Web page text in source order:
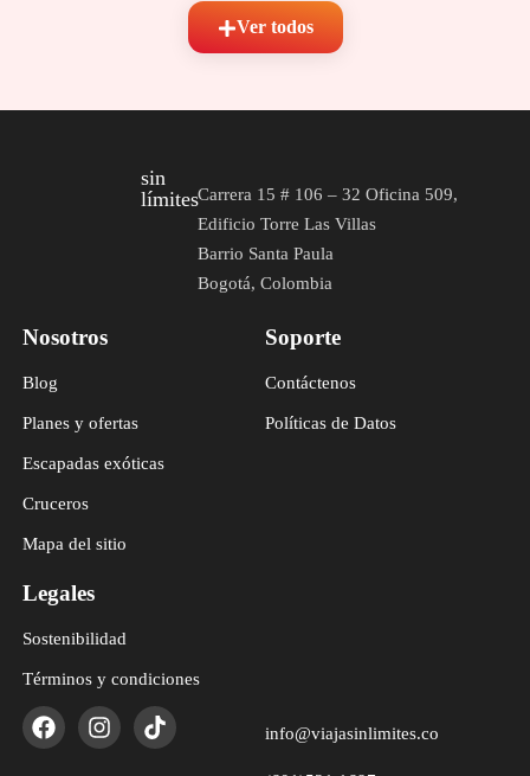
Ver todos
sin
límitesCarrera 15 # 106 – 32 Oficina 509,
Edificio Torre Las Villas
Barrio Santa Paula
Bogotá, Colombia
Nosotros
Blog
Planes y ofertas
Escapadas exóticas
Cruceros
Mapa del sitio
Soporte
Contáctenos
Políticas de Datos
Legales
Sostenibilidad
Términos y condiciones
info@viajasinlimites.co